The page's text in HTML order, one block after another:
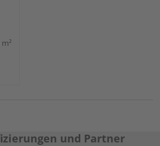
und Partner